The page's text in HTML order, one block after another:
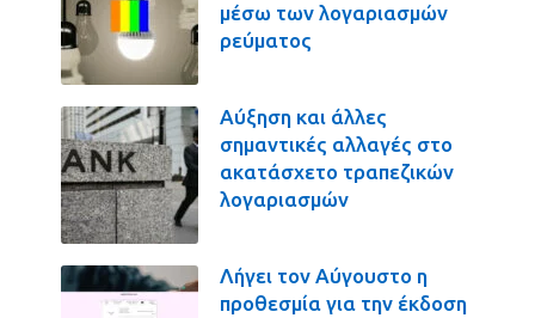
μέσω των λογαριασμών
ρεύματος
Αύξηση και άλλες
σημαντικές αλλαγές στο
ακατάσχετο τραπεζικών
λογαριασμών
Λήγει τον Αύγουστο η
προθεσμία για την έκδοση